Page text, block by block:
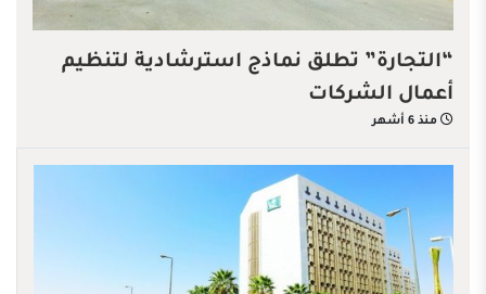
“التجارة” تطلق نماذج استرشادية لتنظيم
أعمال الشركات
منذ 6 أشهر